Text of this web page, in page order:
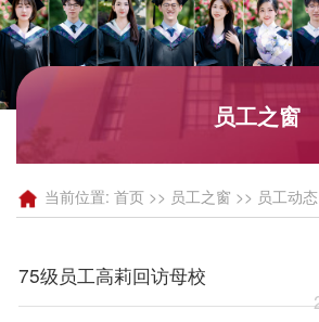
员工之窗
当前位置: 首页 >> 员工之窗 >> 员工动态
75级员工高莉回访母校